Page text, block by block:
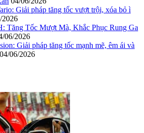
Giải pháp tăng tốc vượt trội, xóa bỏ ì
2026
Tăng Tốc Mượt Mà, Khắc Phục Rung Ga
06/2026
Giải pháp tăng tốc mạnh mẽ, êm ái và
04/06/2026